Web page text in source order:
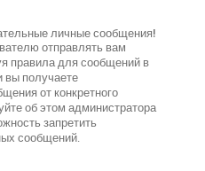
личные сообщения!
отправлять вам
правила для сообщений в
получаете
от конкретного
об этом администратора
запретить
сообщений.